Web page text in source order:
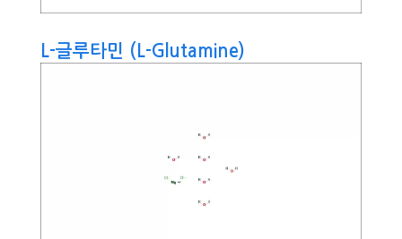
L-글루타민 (L-Glutamine)